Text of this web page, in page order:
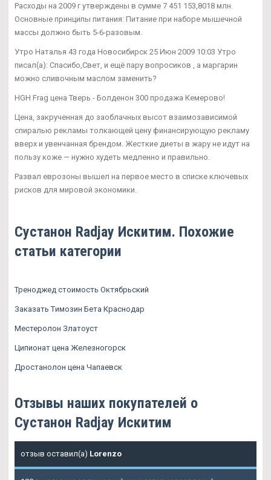
Расходы на 2009 г утверждены в сумме 7 451 153,8018 млн.
Основные принципы питания: Питание при наборе мышечной
массы должно быть 5-6-разовым.
Утро Наталья 43 года Новосибирск 25 Июн 2009 10:03 Утро
писал(а): Спасибо,Свет, и ещё пару вопросиков , а маргарин
можно сливочным маслом заменить?
HGH Frag цена Тверь - Болденон 300 продажа Кемерово!
Цена, закрученная до заоблачных высот взаимозависимой
спиралью рекламы толкающей цену финансирующую рекламу
вверх и увенчанная брендом. Жесткие диеты в жару не идут на
пользу коже — нужно худеть медленно и правильно.
Развал еврозоны вышел на первое место в списке ключевых
рисков для мировой экономики.
Сустанон Radjay Искитим. Похожие
статьи категории
Треноджед стоимость Октябрьский
Заказать Tимозин Бета Краснодар
Местеролон Златоуст
Ципионат цена Железногорск
Дростанолон цена Чапаевск
Отзывы наших покупателей о
Сустанон Radjay Искитим
отзыв оставил(а) Lorenzo